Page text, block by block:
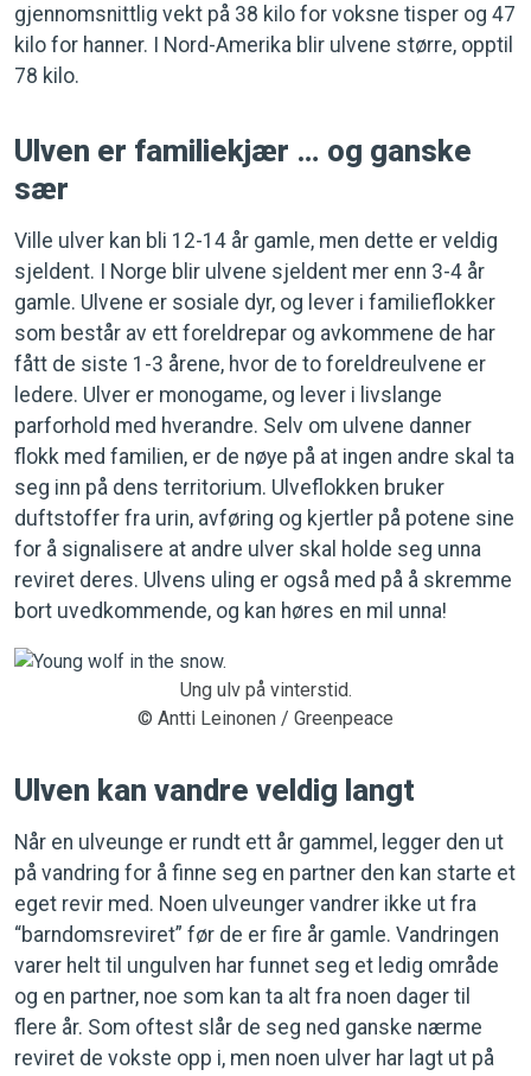
gjennomsnittlig vekt på 38 kilo for voksne tisper og 47
kilo for hanner. I Nord-Amerika blir ulvene større, opptil
78 kilo.
Ulven er familiekjær … og ganske
sær
Ville ulver kan bli 12-14 år gamle, men dette er veldig
sjeldent. I Norge blir ulvene sjeldent mer enn 3-4 år
gamle. Ulvene er sosiale dyr, og lever i familieflokker
som består av ett foreldrepar og avkommene de har
fått de siste 1-3 årene, hvor de to foreldreulvene er
ledere. Ulver er monogame, og lever i livslange
parforhold med hverandre. Selv om ulvene danner
flokk med familien, er de nøye på at ingen andre skal ta
seg inn på dens territorium. Ulveflokken bruker
duftstoffer fra urin, avføring og kjertler på potene sine
for å signalisere at andre ulver skal holde seg unna
reviret deres. Ulvens uling er også med på å skremme
bort uvedkommende, og kan høres en mil unna!
Ung ulv på vinterstid.
© Antti Leinonen / Greenpeace
Ulven kan vandre veldig langt
Når en ulveunge er rundt ett år gammel, legger den ut
på vandring for å finne seg en partner den kan starte et
eget revir med. Noen ulveunger vandrer ikke ut fra
“barndomsreviret” før de er fire år gamle. Vandringen
varer helt til ungulven har funnet seg et ledig område
og en partner, noe som kan ta alt fra noen dager til
flere år. Som oftest slår de seg ned ganske nærme
reviret de vokste opp i, men noen ulver har lagt ut på